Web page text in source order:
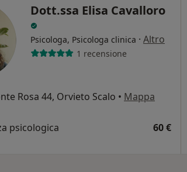
Dott.ssa Elisa Cavalloro
Psicologa, Psicologa clinica · Altro
1 recensione
Rosa 44, Orvieto Scalo • Mappa
psicologica 60 €